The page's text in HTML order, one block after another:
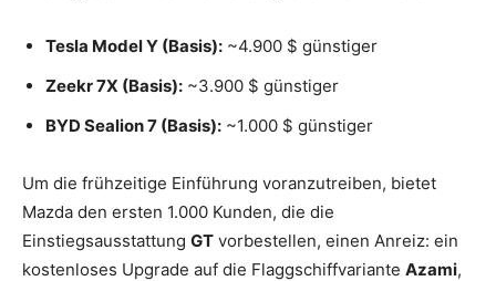
Tesla Model Y (Basis): ~4.900 $ günstiger
Zeekr 7X (Basis): ~3.900 $ günstiger
BYD Sealion 7 (Basis): ~1.000 $ günstiger
Um die frühzeitige Einführung voranzutreiben, bietet
Mazda den ersten 1.000 Kunden, die die
Einstiegsausstattung GT vorbestellen, einen Anreiz: ein
kostenloses Upgrade auf die Flaggschiffvariante Azami,